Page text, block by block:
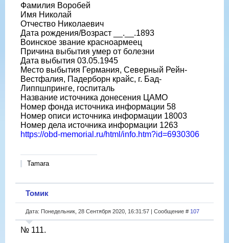
Фамилия Воробей
Имя Николай
Отчество Николаевич
Дата рождения/Возраст __.__.1893
Воинское звание красноармеец
Причина выбытия умер от болезни
Дата выбытия 03.05.1945
Место выбытия Германия, Северный Рейн-
Вестфалия, Падерборн крайс, г. Бад-
Липпшпринге, госпиталь
Название источника донесения ЦАМО
Номер фонда источника информации 58
Номер описи источника информации 18003
Номер дела источника информации 1263
https://obd-memorial.ru/html/info.htm?id=6930306
Tamara
Томик
Дата: Понедельник, 28 Сентября 2020, 16:31:57 | Сообщение # 107
№ 111.